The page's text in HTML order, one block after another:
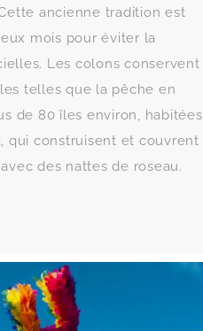
ancienne tradition est
mois pour éviter la
Les colons conservent
telles que la pêche en
de 80 îles environ, habitées
qui construisent et couvrent
des nattes de roseau.